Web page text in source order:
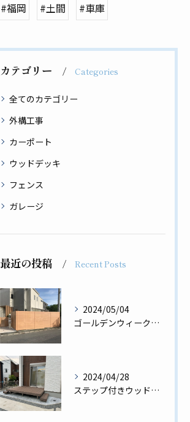
#福岡 #土間 #車庫
カテゴリー Categories
全てのカテゴリー
外構工事
カーポート
ウッドデッキ
フェンス
ガレージ
最近の投稿 Recent Posts
2024/05/04
ゴールデンウィーク前の工事完了✨板張りフェンス、門扉、門柱工事💪🏿
2024/04/28
ステップ付きウッドデッキ♪用途に合わせたウッドデッキ✨